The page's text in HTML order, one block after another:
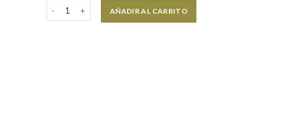
AÑADIR AL CARRITO